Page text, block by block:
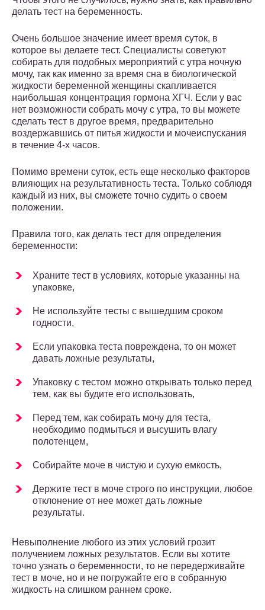
делать тест на беременность.
Очень большое значение имеет время суток, в
которое вы делаете тест. Специалисты советуют
собирать для подобных мероприятий с утра ночную
мочу, так как именно за время сна в биологической
жидкости беременной женщины скапливается
наибольшая концентрация гормона ХГЧ. Если у вас
нет возможности собрать мочу с утра, то вы можете
сделать тест в другое время, предварительно
воздержавшись от питья жидкости и мочеиспускания
в течение 4-х часов.
Помимо времени суток, есть еще несколько факторов
влияющих на результативность теста. Только соблюдя
каждый из них, вы сможете точно судить о своем
положении.
Правила того, как делать тест для определения
беременности:
Храните тест в условиях, которые указанны на
упаковке,
Не используйте тесты с вышедшим сроком
годности,
Если упаковка теста повреждена, то он может
давать ложные результаты,
Упаковку с тестом можно открывать только перед
тем, как вы будите его использовать,
Перед тем, как собирать мочу для теста,
необходимо подмыться и высушить влагу
полотенцем,
Собирайте моче в чистую и сухую емкость,
Держите тест в моче строго по инструкции, любое
отклонение от нее может дать ложные
результаты.
Невыполнение любого из этих условий грозит
получением ложных результатов. Если вы хотите
точно узнать о беременности, то не передерживайте
тест в моче, но и не погружайте его в собранную
жидкость на слишком раннем сроке.